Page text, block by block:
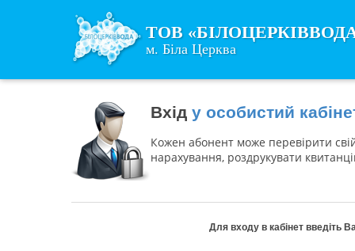
ТОВ
м. Біла Церква
Вхід у особистий
Кожен абонент може перевірити
нарахування, роздрукувати
Для входу в кабінет введіть